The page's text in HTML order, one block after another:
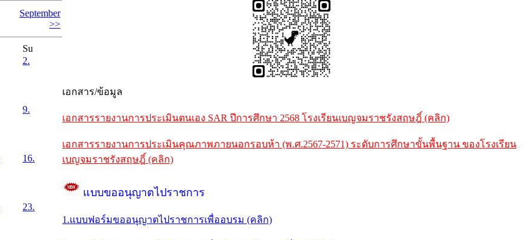
September
>>
Su
2.
9.
16.
23.
เอกสาร/ข้อมูล
เอกสารรายงานการประเมินตนเอง SAR ปีการศึกษา 2568 โรงเรียนเบญจมราชรังสฤษฎิ์ (คลิก)
เอกสารรายงานการประเมินคุณภาพภายนอกรอบห้า (พ.ศ.2567-2571) ระดับการศึกษาขั้นพื้นฐาน ของโรงเรียน
เบญจมราชรังสฤษฎิ์ (คลิก)
แบบขออนุญาตไปราชการ
1.แบบฟอร์มขออนุญาตไปราชการเพื่ออบรม (คลิก)